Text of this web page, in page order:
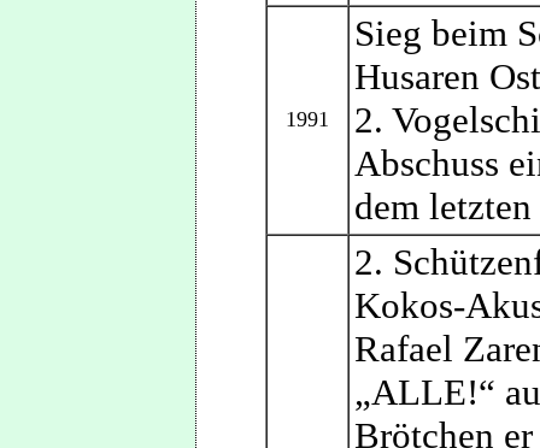
1991
Sieg beim
Husaren
2.
Abschuss
dem
2.
Kokos-
Rafael
„ALLE!“
Brötchen